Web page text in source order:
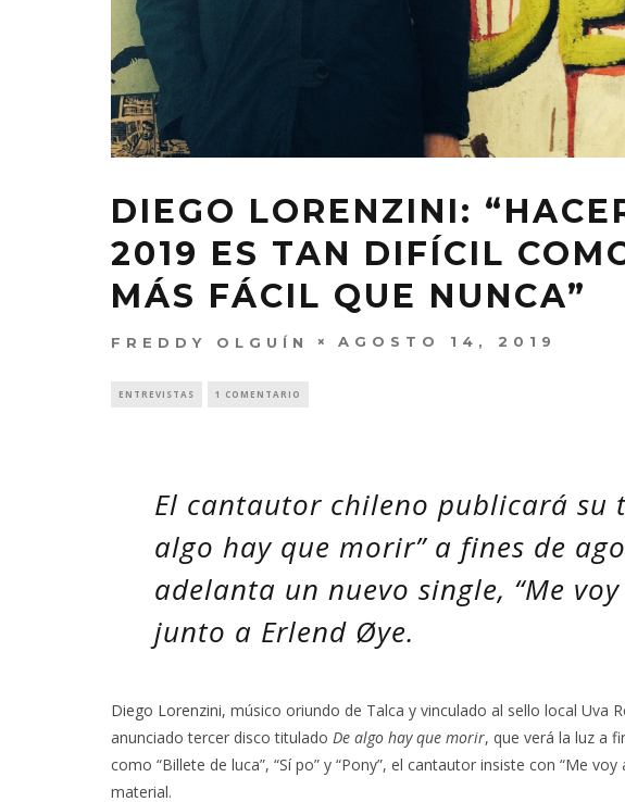
DIEGO LORENZINI:
2019 ES TAN DIFÍCIL
MÁS FÁCIL QUE NUNCA”
FREDDY OLGUÍN AGOSTO 14, 2019
ENTREVISTAS 1 COMENTARIO
El cantautor chileno publicará su
algo hay que morir” a fines de
adelanta un nuevo single, “Me
junto a Erlend Øye.
Diego Lorenzini, músico oriundo de Talca y vinculado al sello local Uva
anunciado tercer disco titulado De algo hay que morir, que verá la luz a
como “Billete de luca”, “Sí po” y “Pony”, el cantautor insiste con “Me
material.